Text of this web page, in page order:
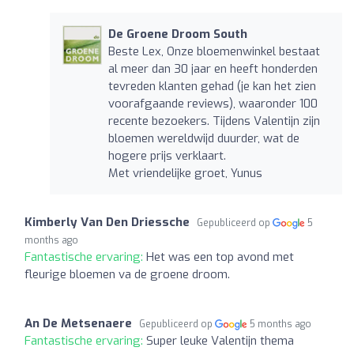
De Groene Droom South
Beste Lex, Onze bloemenwinkel bestaat
al meer dan 30 jaar en heeft honderden
tevreden klanten gehad (je kan het zien
voorafgaande reviews), waaronder 100
recente bezoekers. Tijdens Valentijn zijn
bloemen wereldwijd duurder, wat de
hogere prijs verklaart.
Met vriendelijke groet, Yunus
Kimberly Van Den Driessche Gepubliceerd op
5
months ago
Fantastische ervaring: Het was een top avond met
fleurige bloemen va de groene droom.
An De Metsenaere Gepubliceerd op 5 months ago
Fantastische ervaring: Super leuke Valentijn thema